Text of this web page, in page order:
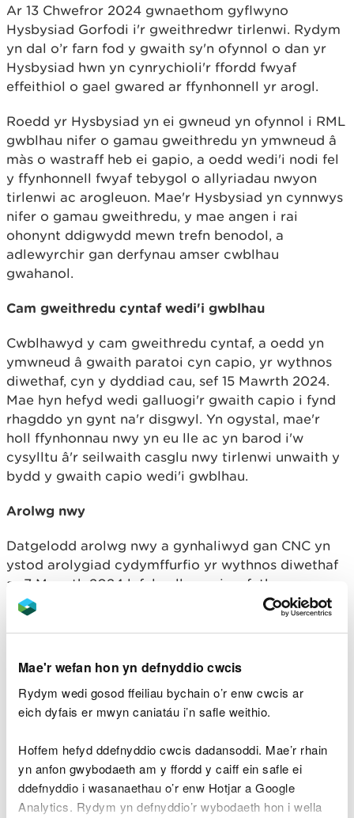
Mae'r wefan hon yn defnyddio cwcis
Rydym wedi gosod ffeiliau bychain o’r enw cwcis ar
eich dyfais er mwyn caniatáu i’n safle weithio.
Hoffem hefyd ddefnyddio cwcis dadansoddi. Mae’r rhain
yn anfon gwybodaeth am y ffordd y caiff ein safle ei
ddefnyddio i wasanaethau o’r enw Hotjar a Google
Analytics. Rydym yn defnyddio’r wybodaeth hon i wella
Ar 13 Chwefror 2024 gwnaethom gyflwyno
Hysbysiad Gorfodi i'r gweithredwr tirlenwi. Rydym
yn dal o’r farn fod y gwaith sy'n ofynnol o dan yr
Hysbysiad hwn yn cynrychioli'r ffordd fwyaf
effeithiol o gael gwared ar ffynhonnell yr arogl.
Roedd yr Hysbysiad yn ei gwneud yn ofynnol i RML
gwblhau nifer o gamau gweithredu yn ymwneud â
màs o wastraff heb ei gapio, a oedd wedi'i nodi fel
y ffynhonnell fwyaf tebygol o allyriadau nwyon
tirlenwi ac arogleuon. Mae'r Hysbysiad yn cynnwys
nifer o gamau gweithredu, y mae angen i rai
ohonynt ddigwydd mewn trefn benodol, a
adlewyrchir gan derfynau amser cwblhau
gwahanol.
Cam gweithredu cyntaf wedi'i gwblhau
Cwblhawyd y cam gweithredu cyntaf, a oedd yn
ymwneud â gwaith paratoi cyn capio, yr wythnos
diwethaf, cyn y dyddiad cau, sef 15 Mawrth 2024.
Mae hyn hefyd wedi galluogi'r gwaith capio i fynd
rhagddo yn gynt na'r disgwyl. Yn ogystal, mae'r
holl ffynhonnau nwy yn eu lle ac yn barod i'w
cysylltu â'r seilwaith casglu nwy tirlenwi unwaith y
bydd y gwaith capio wedi'i gwblhau.
Arolwg nwy
Datgelodd arolwg nwy a gynhaliwyd gan CNC yn
ystod arolygiad cydymffurfio yr wythnos diwethaf
ar 7 Mawrth 2024 lefelau llawer is o fethan o
gymharu ag arolwg tebyg ar 19 Rhagfyr 2023 ar
draws llawer o’r ardal sy’n destun yr Hysbysiad.
eu capio eto ac mae gan y rhain y potensial i
Gwaith peirianyddol
Mae CNC yn gobeithio y bydd yr holl waith
peirianneg ar yr ardal nad oedd wedi’i chapio o’r
blaen wedi’i gwblhau cyn y dyddiad cau, sef 5 Ebrill
2024. Fodd bynnag, rydym yn cydnabod y gofid,